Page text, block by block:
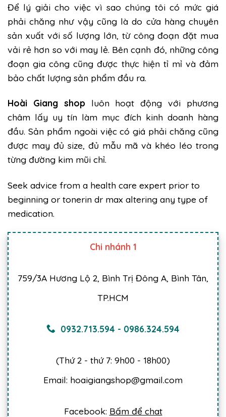
Để lý giải cho việc vì sao chúng tôi có mức giá
phải chăng như vậy cũng là do cửa hàng chuyên
sản xuất với số lượng lớn, từ công đoạn đặt mua
vải rẻ hơn so với may lẻ. Bên cạnh đó, những công
đoạn gia công cũng được thực hiện tỉ mỉ và đảm
bảo chất lượng sản phẩm đầu ra.
Hoài Giang shop luôn hoạt động với phương
châm lấy uy tín làm mục đích kinh doanh hàng
đầu. Sản phẩm ngoài việc có giá phải chăng cũng
được may đủ size, đủ mẫu mã và khéo léo trong
từng đường kim mũi chỉ.
Seek advice from a health care expert prior to
beginning or tonerin dr max altering any type of
medication.
Chi nhánh 1
759/3A Hương Lộ 2, Bình Trị Đông A, Bình Tân,
TP.HCM
0932.713.594 - 0986.324.594
(Thứ 2 - thứ 7: 9h00 - 18h00)
Email: hoaigiangshop@gmail.com
Facebook: Bấm để chat